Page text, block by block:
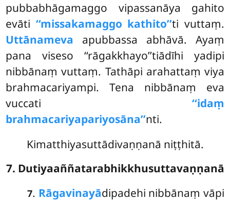
pubbabhāgamaggo vipassanāya gahito
evāti ‘‘missakamaggo kathito’’ti vuttaṃ.
Uttānameva apubbassa abhāvā. Ayaṃ
pana viseso ‘‘rāgakkhayo’’tiādīhi yadipi
nibbānaṃ vuttaṃ. Tathāpi arahattaṃ viya
brahmacariyampi. Tena nibbānaṃ eva
vuccati ‘‘idaṃ
brahmacariyapariyosāna’’nti.
Kimatthiyasuttādivaṇṇanā niṭṭhitā.
7. Dutiyaaññatarabhikkhusuttavaṇṇanā
7. Rāgavinayādipadehi nibbānaṃ vāpi